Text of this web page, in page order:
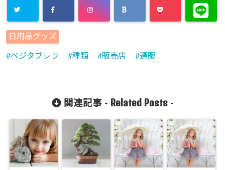
日用品グッズ
ベジタブレラ 種類 販売店 通販
関連記事 - Related Posts-